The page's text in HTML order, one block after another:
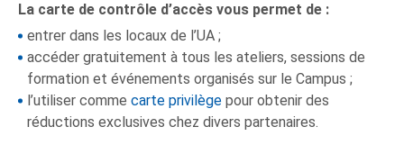
La carte de contrôle d’accès vous permet de :
entrer dans les locaux de l’UA ;
accéder gratuitement à tous les ateliers, sessions de
formation et événements organisés sur le Campus ;
l’utiliser comme carte privilège pour obtenir des
réductions exclusives chez divers partenaires.